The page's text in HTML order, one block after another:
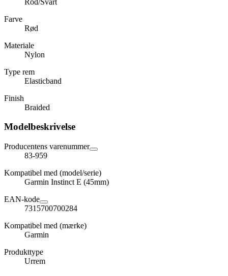
Farve
Rød
Materiale
Nylon
Type rem
Elasticband
Finish
Braided
Modelbeskrivelse
Producentens varenummer
83-959
Kompatibel med (model/serie)
Garmin Instinct E (45mm)
EAN-kode
7315700700284
Kompatibel med (mærke)
Garmin
Produkttype
Urrem